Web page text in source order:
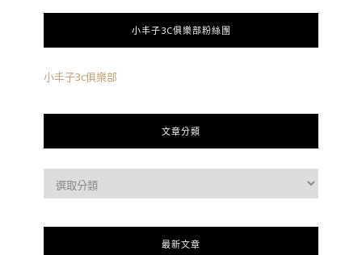
小丰子3C俱樂部粉絲團
小丰子3c俱樂部
文章分類
最新文章